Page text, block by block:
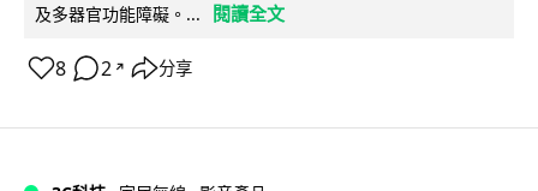
及多器官功能障礙。...
閱讀全文
8 2 ↗ 分享